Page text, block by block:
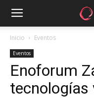
Inicio Eventos
Eventos
Enoforum